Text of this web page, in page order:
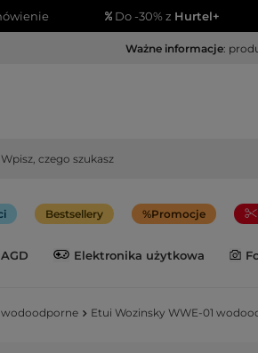
Do -30% z Hurtel+
Ważne informacje:
Bestsellery Promocje
Elektronika użytkowa
wodoodporne Etui Wozinsky WWE-01